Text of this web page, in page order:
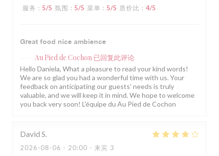
服务 : 5/5 氛围 : 5/5 菜单 : 5/5 质价比 : 4/5
Great food nice ambience
Au Pied de Cochon 已回复此评论
Hello Daniela, What a pleasure to read your kind words!
We are so glad you had a wonderful time with us. Your
feedback on anticipating our guests' needs is truly
valuable, and we will keep it in mind. We hope to welcome
you back very soon! L'équipe du Au Pied de Cochon
David S
2026-08-06 - 20:00 - 来宾 3